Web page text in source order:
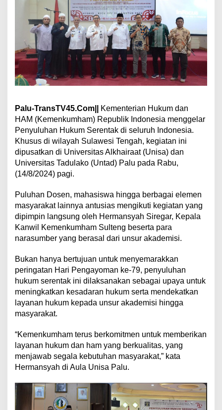
n
y
u
l
u
h
H
u
m
S
e
r
n
t
a
e
r
i
n
g
t
i
H
a
r
i
n
g
a
y
o
Palu-TransTV45.Com||
Kementerian Hukum dan
HAM (Kemenkumham) Republik Indonesia menggelar
Penyuluhan Hukum Serentak di seluruh Indonesia.
Khusus di wilayah Sulawesi Tengah, kegiatan ini
dipusatkan di Universitas Alkhairaat (Unisa) dan
Universitas Tadulako (Untad) Palu pada Rabu,
(14/8/2024) pagi.
Puluhan Dosen, mahasiswa hingga berbagai elemen
masyarakat lainnya antusias mengikuti kegiatan yang
dipimpin langsung oleh Hermansyah Siregar, Kepala
Kanwil Kemenkumham Sulteng beserta para
narasumber yang berasal dari unsur akademisi.
Bukan hanya bertujuan untuk menyemarakkan
peringatan Hari Pengayoman ke-79, penyuluhan
hukum serentak ini dilaksanakan sebagai upaya untuk
meningkatkan kesadaran hukum serta mendekatkan
layanan hukum kepada unsur akademisi hingga
masyarakat.
“Kemenkumham terus berkomitmen untuk memberikan
layanan hukum dan ham yang berkualitas, yang
menjawab segala kebutuhan masyarakat,” kata
Hermansyah di Aula Unisa Palu.